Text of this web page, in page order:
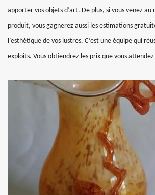
apporter vos objets d’art. De plus, si vous venez au
produit, vous gagnerez aussi les estimations
l’esthétique de vos lustres. C’est une équipe qui
exploits. Vous obtiendrez les prix que vous attendez